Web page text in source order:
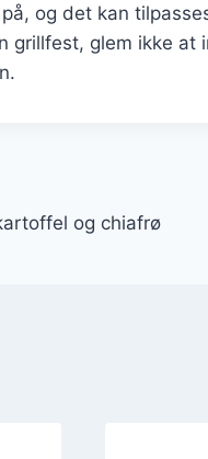
og det kan
grillfest, glem ikke at
og chiafrø